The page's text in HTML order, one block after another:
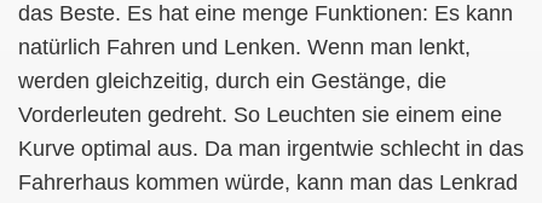
das Beste. Es hat eine menge Funktionen: Es kann
natürlich Fahren und Lenken. Wenn man lenkt,
werden gleichzeitig, durch ein Gestänge, die
Vorderleuten gedreht. So Leuchten sie einem eine
Kurve optimal aus. Da man irgentwie schlecht in das
Fahrerhaus kommen würde, kann man das Lenkrad